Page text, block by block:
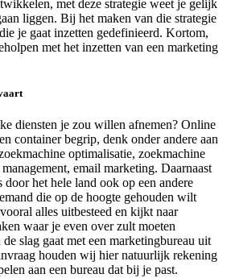
met deze strategie weet je gelijk
liggen. Bij het maken van die strategie
je gaat inzetten gedefinieerd. Kortom,
met het inzetten van een marketing
diensten je zou willen afnemen? Online
container begrip, denk onder andere aan
optimalisatie, zoekmachine
email marketing. Daarnaast
door het hele land ook op een andere
die op de hoogte gehouden wilt
alles uitbesteed en kijkt naar
waar je even over zult moeten
slag gaat met een marketingbureau uit
houden wij hier natuurlijk rekening
aan een bureau dat bij je past.